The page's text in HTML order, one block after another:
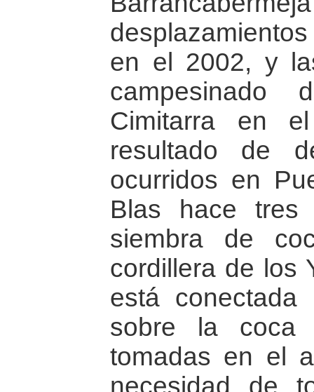
en el 2002, y
Cimitarra en
resultado de
ocurridos en
Blas hace
siembra de
cordillera de los
está conectada
sobre la coca
tomadas en el
necesidad de